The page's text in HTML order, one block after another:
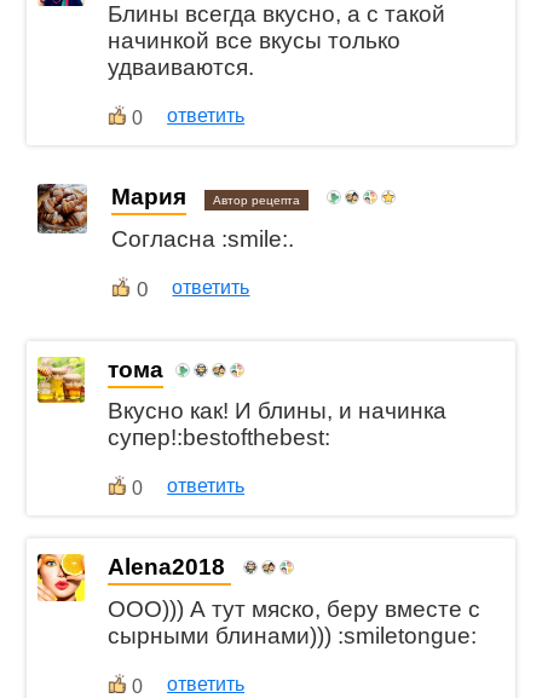
Блины всегда вкусно, а с такой
начинкой все вкусы только
удваиваются.
0 ответить
Мария Автор рецепта
Согласна :smile:.
0 ответить
тома
Вкусно как! И блины, и начинка
супер!:bestofthebest:
0 ответить
Alena2018
ООО))) А тут мяско, беру вместе с
сырными блинами))) :smiletongue:
0 ответить